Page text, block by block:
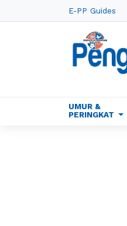
E-PP Guides
UMUR &
PERINGKAT